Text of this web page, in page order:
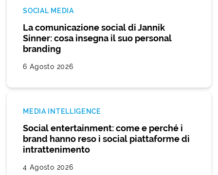
SOCIAL MEDIA
La comunicazione social di Jannik
Sinner: cosa insegna il suo personal
branding
6 Agosto 2026
MEDIA INTELLIGENCE
Social entertainment: come e perché i
brand hanno reso i social piattaforme di
intrattenimento
4 Agosto 2026